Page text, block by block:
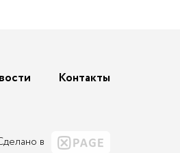
Контакты
в